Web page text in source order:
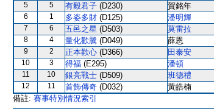
5
5 有毅君子 (D230) 賀銘年
6
1 多姿多財 (D125) 潘明輝
7
6 五邑之星 (D503) 莫雷拉
8
4 量化歡騰 (D049) 薛恩
9
2 正本歡心 (D366) 田泰安
10
3 得福 (E295) 潘頓
11
10 銀亮戰士 (D509) 班德禮
12
11 首飾傳奇 (D032) 黃皓楠
備註: 賽事特別情況索引